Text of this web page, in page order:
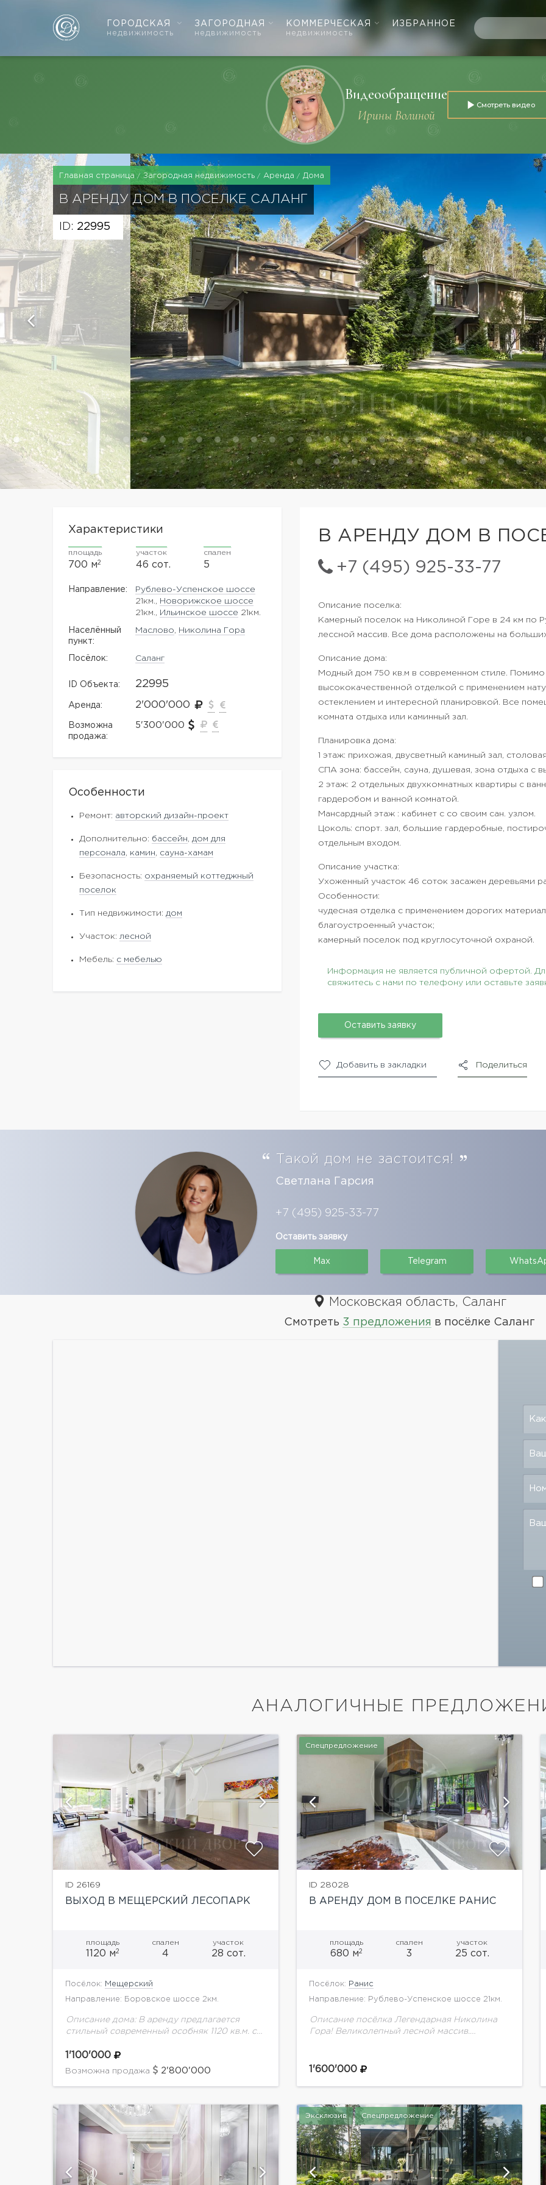
ГОРОДСКАЯ
недвижимость
ЗАГОРОДНАЯ
недвижимость
КОММЕРЧЕСКАЯ
недвижимость
ИЗБРАННОЕ
Видеообращение
Ирины Волиной
Смотреть видео
Главная страница Загородная недвижимость Аренда Дома
В АРЕНДУ ДОМ В ПОСЕЛКЕ САЛАНГ
ID: 22995
В АРЕНДУ ДОМ В
+7 (495) 925-33-77
Характеристики
площадь
700 м2
участок
46 сот.
спален
5
Направление:
Рублево-Успенское шоссе
21км.,
Новорижское шоссе
21км.,
Ильинское шоссе 21км.
Населённый
пункт:
Маслово Николина Гора
Посёлок: Саланг
ID Объекта: 22995
Аренда: 2'000'000
Возможна
продажа:
5'300'000
Особенности
Ремонт: авторский дизайн-проект
Дополнительно: бассейн
дом для
персонала
камин сауна-хамам
Безопасность: охраняемый коттеджный
поселок
Тип недвижимости: дом
Участок: лесной
Мебель: с мебелью
Описание поселка:
Камерный поселок на Николиной Горе в 24 км по
лессной массив. Все дома расположены на
Описание дома:
Модный дом 750 кв.м в современном стиле.
высококачественной отделкой с применением
остеклением и интересной планировкой. Все
комната отдыха или каминный зал.
Планировка дома:
1 этаж: прихожая, двусветный каминый зал,
СПА зона: бассейн, сауна, душевая, зона отдыха с
2 этаж: 2 отдельных двухкомнатных квартиры с
гардеробом и ванной комнатой.
Мансардный этаж : кабинет с со своим сан. узлом.
Цоколь: спорт. зал, большие гардеробные,
отдельным входом.
Описание участка:
Ухоженный участок 46 соток засажен деревьями
Особенности:
чудесная отделка с применением дорогих
благоустроенный участок;
камерный поселок под круглосуточной охраной.
Информация не является публичной офертой.
свяжитесь с нами по телефону или оставьте
Оставить заявку
Добавить в закладки Поделиться
Такой дом не застоится!
Светлана Гарсия
+7 (495) 925-33-77
Оставить заявку
Max Telegram
Московская область, Саланг
Смотреть 3 предложения в посёлке Саланг
АНАЛОГИЧНЫЕ
ID 26169
ВЫХОД В МЕЩЕРСКИЙ ЛЕСОПАРК
площадь
1120 м2
спален
4
участок
28 сот.
Посёлок: Мещерский
Направление: Боровское шоссе 2км.
Описание дома: В аренду предлагается
стильный современный особняк 1120 кв.м. с
лесном участке 28 соток с ландшафтным
дизайном. Несколько минут пешком до
1'100'000
Возможна продажа 2'800'000
показать ещё 7 фотографий
Спецпредложение
ID 28028
В АРЕНДУ ДОМ В ПОСЕЛКЕ РАНИС
площадь
680 м2
спален
3
участок
25 сот.
Посёлок: Ранис
Направление: Рублево-Успенское шоссе 21км.
Описание посёлка Легендарная Николина
Гора! Великолепный лесной массив.
Москва-река. Здесь сделано все для
Описание...
1'600'000
показать ещё 6 фотографий
показать ещё 46 фотографий
Эксклюзив Спецпредложение
показать ещё 22 фотографии